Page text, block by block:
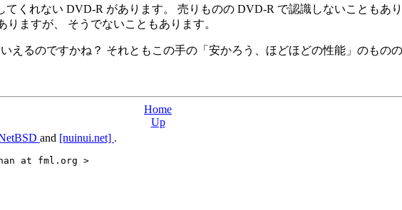
くれない DVD-R があります。 売りものの DVD-R で認識しないこともあ
ますが、 そうでないこともあります。
るのですかね？ それともこの手の「安かろう、ほどほどの性能」のもの
Home
Up
and [nuinui.net] .